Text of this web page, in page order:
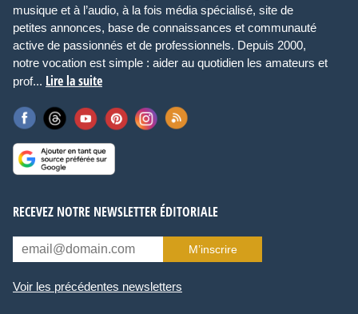
musique et à l’audio, à la fois média spécialisé, site de
petites annonces, base de connaissances et communauté
active de passionnés et de professionnels. Depuis 2000,
notre vocation est simple : aider au quotidien les amateurs et
prof... Lire la suite
RECEVEZ NOTRE NEWSLETTER ÉDITORIALE
M’inscrire
Voir les précédentes newsletters